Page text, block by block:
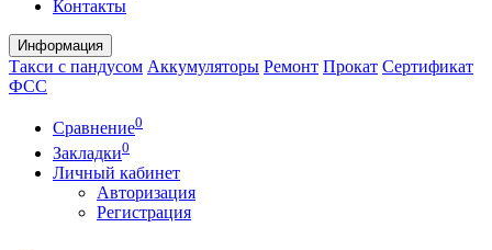
Контакты
Информация
Такси с пандусом Аккумуляторы Ремонт Прокат Сертификат
ФСС
Сравнение0
Закладки0
Личный кабинет
Авторизация
Регистрация